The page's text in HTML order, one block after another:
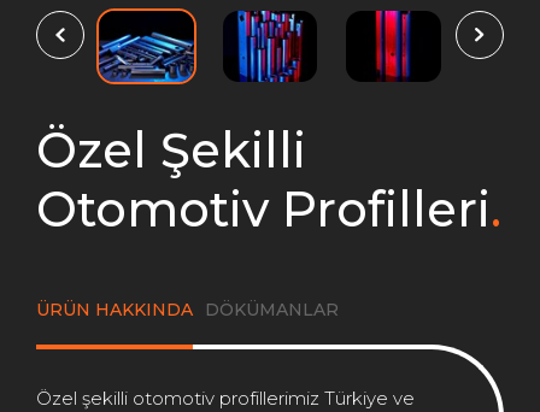
Özel Şekilli
Otomotiv Profilleri.
ÜRÜN HAKKINDA DÖKÜMANLAR
Özel şekilli otomotiv profillerimiz Türkiye ve